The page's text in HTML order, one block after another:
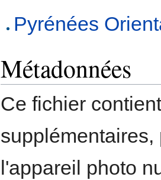
Pyrénées
Métadonnées
Ce fichier
l'appareil photo